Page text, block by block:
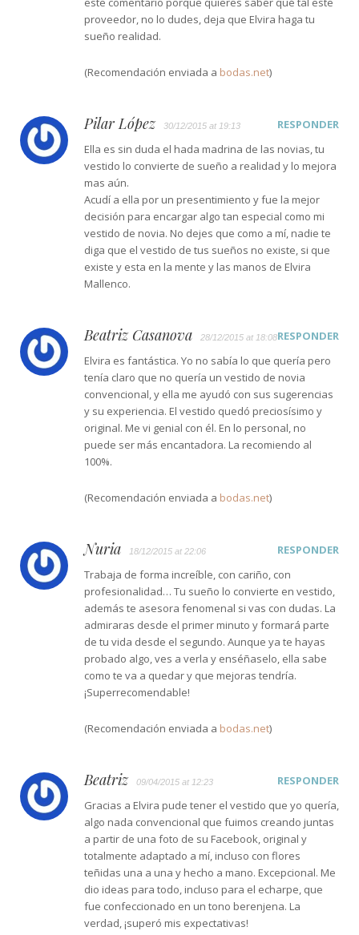
proveedor, no lo dudes, deja que Elvira haga tu
sueño realidad.
(Recomendación enviada a bodas.net)
Pilar López 30/12/2015 at 19:13
RESPONDER
Ella es sin duda el hada madrina de las novias, tu
vestido lo convierte de sueño a realidad y lo mejora
mas aún.
Acudí a ella por un presentimiento y fue la mejor
decisión para encargar algo tan especial como mi
vestido de novia. No dejes que como a mí, nadie te
diga que el vestido de tus sueños no existe, si que
existe y esta en la mente y las manos de Elvira
Mallenco.
Beatriz Casanova 28/12/2015 at 18:08RESPONDER
Elvira es fantástica. Yo no sabía lo que quería pero
tenía claro que no quería un vestido de novia
convencional, y ella me ayudó con sus sugerencias
y su experiencia. El vestido quedó preciosísimo y
original. Me vi genial con él. En lo personal, no
puede ser más encantadora. La recomiendo al
100%.
(Recomendación enviada a bodas.net)
Nuria 18/12/2015 at 22:06
RESPONDER
Trabaja de forma increíble, con cariño, con
profesionalidad… Tu sueño lo convierte en vestido,
además te asesora fenomenal si vas con dudas. La
admiraras desde el primer minuto y formará parte
de tu vida desde el segundo. Aunque ya te hayas
probado algo, ves a verla y enséñaselo, ella sabe
como te va a quedar y que mejoras tendría.
¡Superrecomendable!
(Recomendación enviada a bodas.net)
Beatriz 09/04/2015 at 12:23
RESPONDER
Gracias a Elvira pude tener el vestido que yo quería,
algo nada convencional que fuimos creando juntas
a partir de una foto de su Facebook, original y
totalmente adaptado a mí, incluso con flores
teñidas una a una y hecho a mano. Excepcional. Me
dio ideas para todo, incluso para el echarpe, que
fue confeccionado en un tono berenjena. La
verdad, ¡superó mis expectativas!